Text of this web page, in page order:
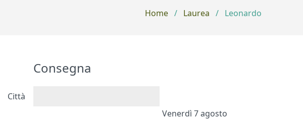
Home / Laurea / Leonardo
Consegna
Città
Venerdì 7 agosto